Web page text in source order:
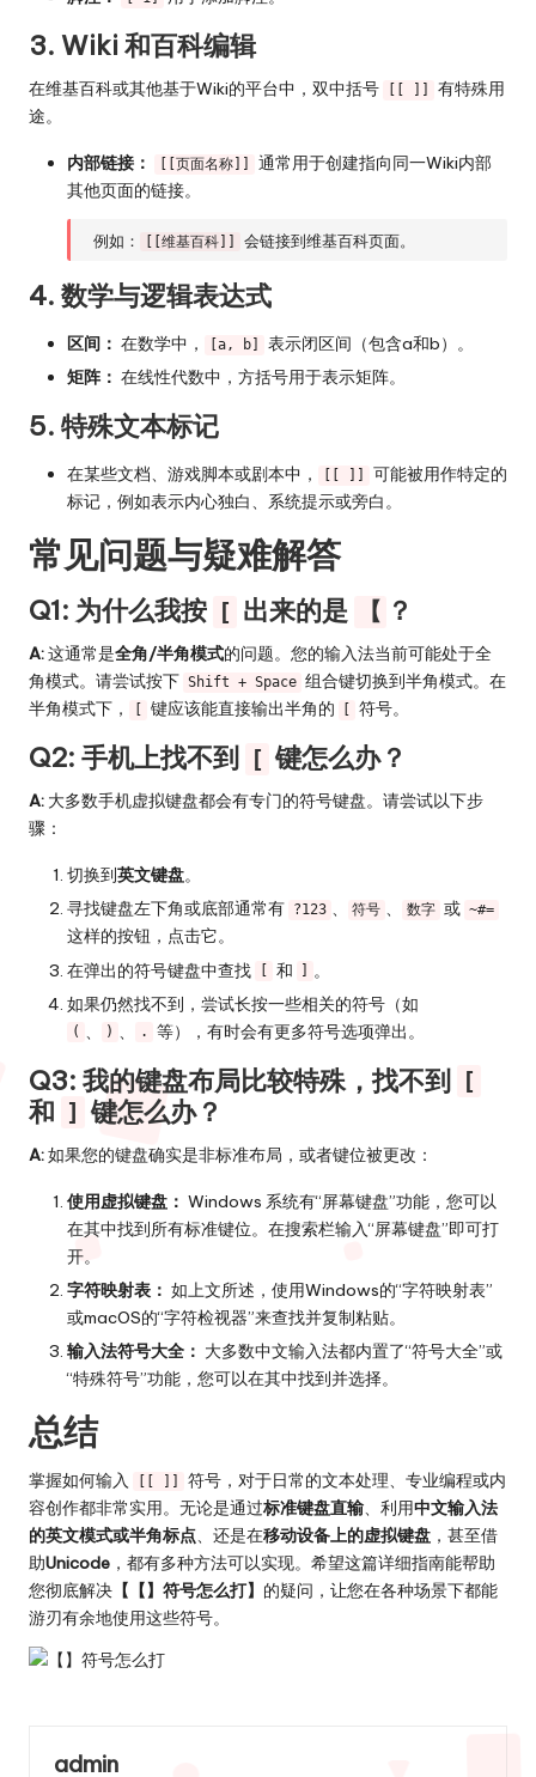
3. Wiki 和百科编辑
在维基百科或其他基于Wiki的平台中，双中括号
有特殊用
途。
内部链接： [[页面名称]]
通常用于创建指向同一Wiki内部
其他页面的链接。
例如： [[维基百科]] 会链接到维基百科页面。
4. 数学与逻辑表达式
区间： 在数学中， [a, b]
表示闭区间（包含a和b）。
矩阵： 在线性代数中，方括号用于表示矩阵。
5. 特殊文本标记
在某些文档、游戏脚本或剧本中，
可能被用作特定的
标记，例如表示内心独白、系统提示或旁白。
常见问题与疑难解答
Q1: 为什么我按 [ 出来的是 【 ？
A:这通常是全角/半角模式的问题。您的输入法当前可能处于全
角模式。请尝试按下 Shift + Space 组合键切换到半角模式。在
半角模式下，
键应该能直接输出半角的 符号。
Q2: 手机上找不到 [ 键怎么办？
A: 大多数手机虚拟键盘都会有专门的符号键盘。请尝试以下步
骤：
切换到英文键盘。
寻找键盘左下角或底部通常有 ?123 、 符号 、 数字 或 ~#=
这样的按钮，点击它。
在弹出的符号键盘中查找
和
。
如果仍然找不到，尝试长按一些相关的符号（如
( 、 ) 、 . 等），有时会有更多符号选项弹出。
Q3: 我的键盘布局比较特殊，找不到 [
和 ] 键怎么办？
A:如果您的键盘确实是非标准布局，或者键位被更改：
使用虚拟键盘： Windows 系统有“屏幕键盘”功能，您可以
在其中找到所有标准键位。在搜索栏输入“屏幕键盘”即可打
开。
字符映射表： 如上文所述，使用Windows的“字符映射表”
或macOS的“字符检视器”来查找并复制粘贴。
输入法符号大全： 大多数中文输入法都内置了“符号大全”或
“特殊符号”功能，您可以在其中找到并选择。
总结
掌握如何输入
符号，对于日常的文本处理、专业编程或内
容创作都非常实用。无论是通过标准键盘直输、利用中文输入法
的英文模式或半角标点、还是在移动设备上的虚拟键盘 ，甚至借
助Unicode ，都有多种方法可以实现。希望这篇详细指南能帮助
您彻底解决 【【】符号怎么打】 的疑问，让您在各种场景下都能
游刃有余地使用这些符号。
admin